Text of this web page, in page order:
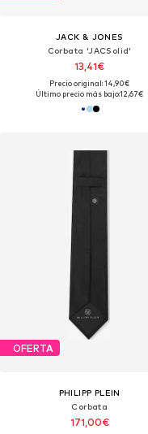
JACK & JONES
Corbata 'JACSolid'
13,41€
Precio original: 14,90€
Último precio más bajo:12,67€
OFERTA
PHILIPP PLEIN
Corbata
171,00€